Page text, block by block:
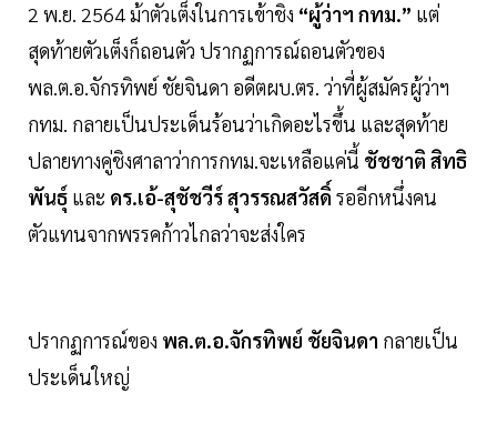
2 พ.ย. 2564 ม้าตัวเต็งในการเข้าชิง “ผู้ว่าฯ กทม.” แต่
สุดท้ายตัวเต็งก็ถอนตัว ปรากฏการณ์ถอนตัวของ
พล.ต.อ.จักรทิพย์ ชัยจินดา อดีตผบ.ตร. ว่าที่ผู้สมัครผู้ว่าฯ
กทม. กลายเป็นประเด็นร้อนว่าเกิดอะไรขึ้น และสุดท้าย
ปลายทางคู่ชิงศาลาว่าการกทม.จะเหลือแค่นี้ ชัชชาติ สิทธิ
พันธุ์ และ ดร.เอ้-สุชัชวีร์ สุวรรณสวัสดิ์ รออีกหนึ่งคน
ตัวแทนจากพรรคก้าวไกลว่าจะส่งใคร
ปรากฏการณ์ของ พล.ต.อ.จักรทิพย์ ชัยจินดา กลายเป็น
ประเด็นใหญ่